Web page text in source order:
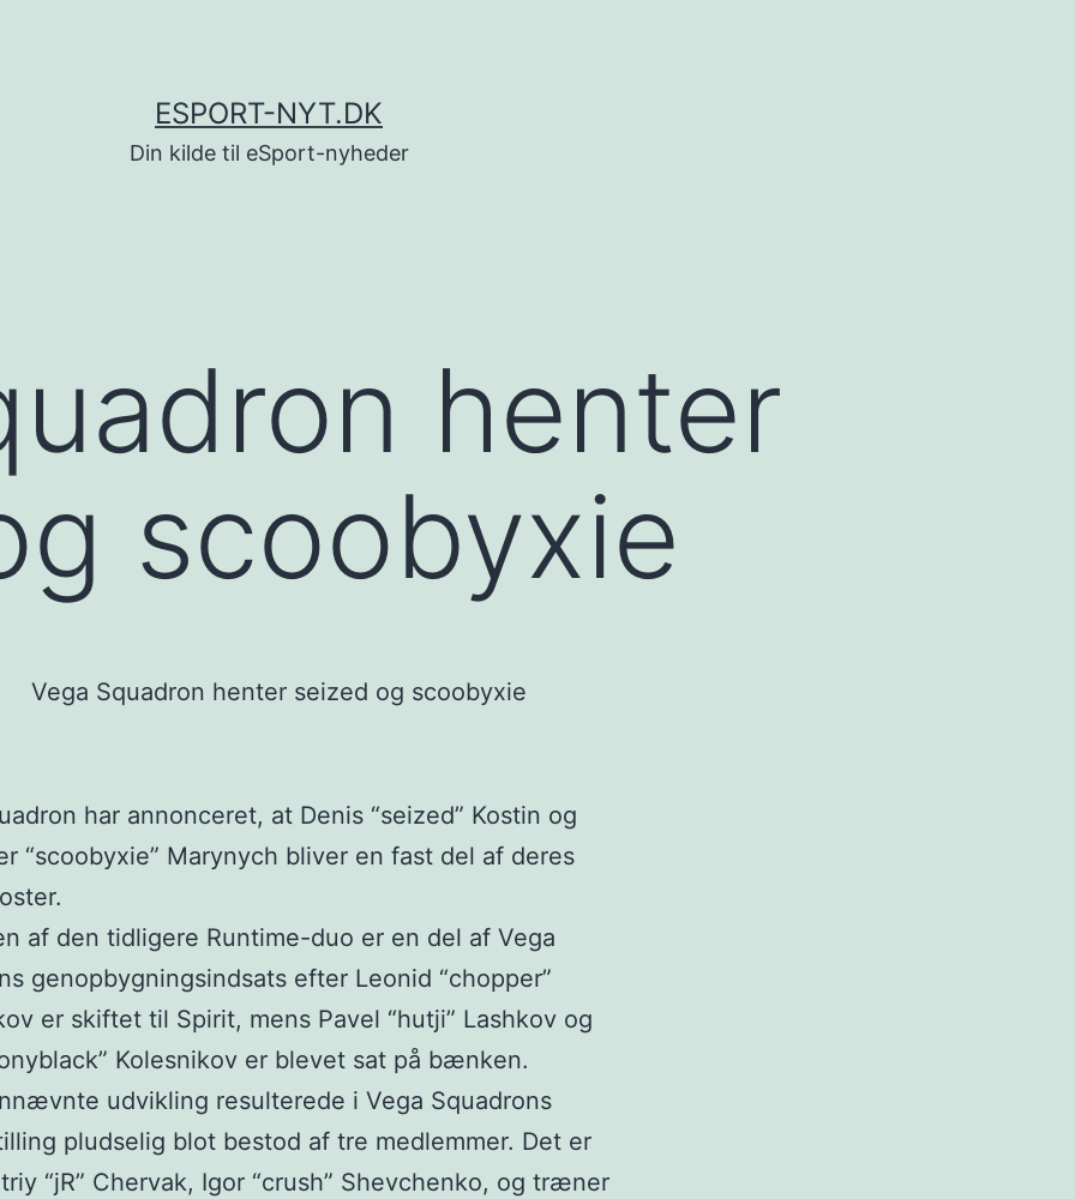
ESPORT-NYT.DK
Din kilde til eSport-nyheder
henter
scoobyxie
har annonceret, at Denis “seized” Kostin og
“scoobyxie” Marynych bliver en fast del af deres
af den tidligere Runtime-duo er en del af Vega
genopbygningsindsats efter Leonid “chopper”
er skiftet til Spirit, mens Pavel “hutji” Lashkov og
Kolesnikov er blevet sat på bænken.
udvikling resulterede i Vega Squadrons
pludselig blot bestod af tre medlemmer. Det er
“jR” Chervak, Igor “crush” Shevchenko, og træner